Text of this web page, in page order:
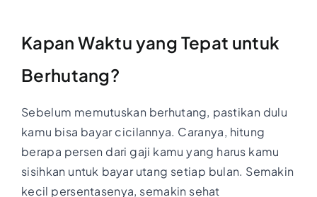
Kapan Waktu yang Tepat untuk
Berhutang?
Sebelum memutuskan berhutang, pastikan dulu
kamu bisa bayar cicilannya. Caranya, hitung
berapa persen dari gaji kamu yang harus kamu
sisihkan untuk bayar utang setiap bulan. Semakin
kecil persentasenya, semakin sehat